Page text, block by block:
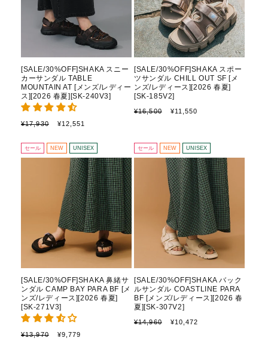
[SALE/30%OFF]SHAKA スニー
カーサンダル TABLE
MOUNTAIN AT [メンズ/レディー
ス][2026 春夏][SK-240V3]
通
価
格
¥17,930
セ
ル
価
¥12,551
[SALE/30%OFF]SHAKA スポー
ツサンダル CHILL OUT SF [メ
ンズ/レディース][2026 春夏]
[SK-185V2]
通
格
¥16,500
セ
価
格
¥11,550
セール NEW UNISEX
[SALE/30%OFF]SHAKA 鼻緒サ
ンダル CAMP BAY PARA BF [メ
ンズ/レディース][2026 春夏]
[SK-271V3]
通
¥13,970
セ
¥9,779
セール NEW UNISEX
[SALE/30%OFF]SHAKA バック
ルサンダル COASTLINE PARA
BF [メンズ/レディース][2026 春
夏][SK-307V2]
通
¥14,960
セ
¥10,472